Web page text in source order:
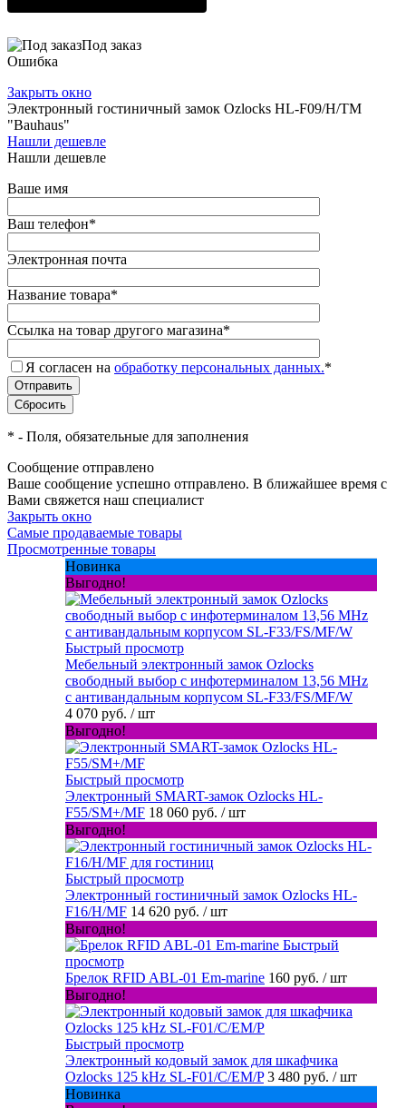
Под заказ
Ошибка
Закрыть окно
Электронный гостиничный замок Ozlocks HL-F09/H/TM
"Bauhaus"
Нашли дешевле
Нашли дешевле
Ваше имя
Ваш телефон*
Электронная почта
Название товара*
Ссылка на товар другого магазина*
Я согласен на обработку персональных данных.*
* - Поля, обязательные для заполнения
Сообщение отправлено
Ваше сообщение успешно отправлено. В ближайшее время с
Вами свяжется наш специалист
Закрыть окно
Самые продаваемые товары
Просмотренные товары
Новинка
Выгодно!
Быстрый просмотр
Мебельный электронный замок Ozlocks
свободный выбор с инфотерминалом 13,56 MHz
с антивандальным корпусом SL-F33/FS/MF/W
4 070 руб. / шт
Выгодно!
Быстрый просмотр
Электронный SMART-замок Ozlocks HL-
F55/SM+/MF 18 060 руб. / шт
Выгодно!
Быстрый просмотр
Электронный гостиничный замок Ozlocks HL-
F16/H/MF 14 620 руб. / шт
Выгодно!
Быстрый
просмотр
Брелок RFID ABL-01 Em-marine 160 руб. / шт
Выгодно!
Быстрый просмотр
Электронный кодовый замок для шкафчика
Ozlocks 125 kHz SL-F01/C/EM/P 3 480 руб. / шт
Новинка